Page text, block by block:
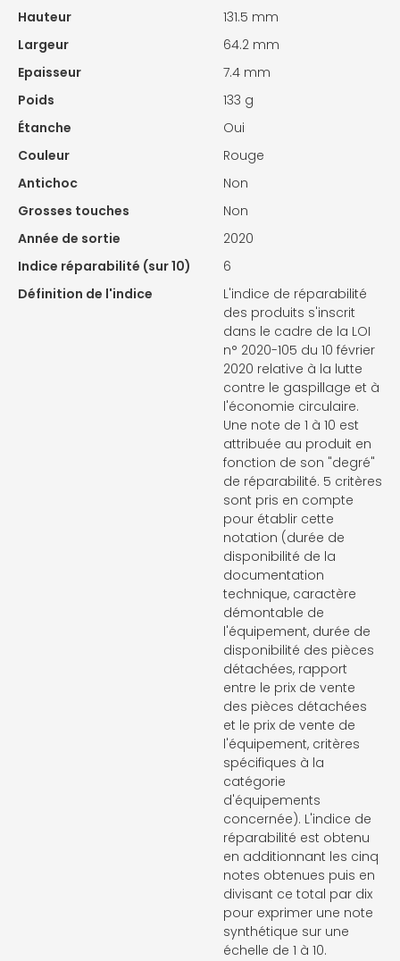
Hauteur
131.5 mm
Largeur
64.2 mm
Epaisseur
7.4 mm
Poids
133 g
Étanche
Oui
Couleur
Rouge
Antichoc
Non
Grosses touches
Non
Année de sortie
2020
Indice réparabilité (sur 10)
6
Définition de l'indice
L'indice de réparabilité
des produits s'inscrit
dans le cadre de la LOI
n° 2020-105 du 10 février
2020 relative à la lutte
contre le gaspillage et à
l'économie circulaire.
Une note de 1 à 10 est
attribuée au produit en
fonction de son "degré"
de réparabilité. 5 critères
sont pris en compte
pour établir cette
notation (durée de
disponibilité de la
documentation
technique, caractère
démontable de
l'équipement, durée de
disponibilité des pièces
détachées, rapport
entre le prix de vente
des pièces détachées
et le prix de vente de
l'équipement, critères
spécifiques à la
catégorie
d'équipements
concernée). L'indice de
réparabilité est obtenu
en additionnant les cinq
notes obtenues puis en
divisant ce total par dix
pour exprimer une note
synthétique sur une
échelle de 1 à 10.